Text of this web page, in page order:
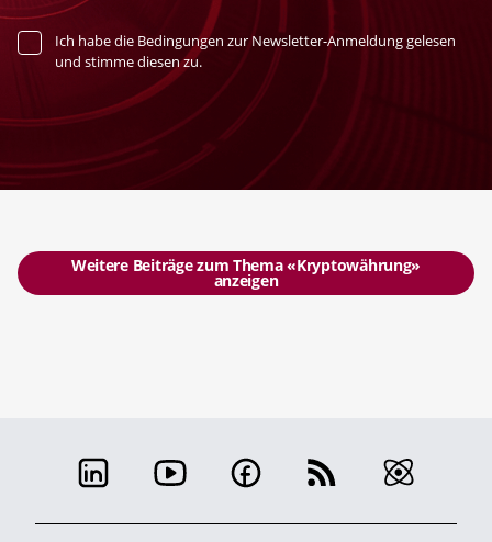
Ich habe die Bedingungen zur Newsletter-Anmeldung gelesen
und stimme diesen zu.
Weitere Beiträge zum Thema «Kryptowährung»
anzeigen